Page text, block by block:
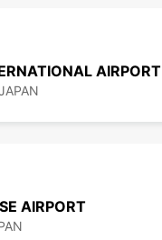
AIRPORT
AIRPORT